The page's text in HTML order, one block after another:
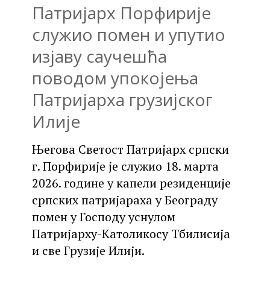
Патријарх Порфирије
служио помен и упутио
изјаву саучешћа
поводом упокојења
Патријарха грузијског
Илије
Његова Светост Патријарх српски
г. Порфирије је служио 18. марта
2026. године у капели резиденције
српских патријараха у Београду
помен у Господу уснулом
Патријарху-Католикосу Тбилисија
и све Грузије Илији.